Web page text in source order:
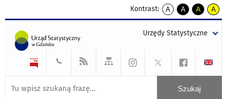
Kontrast:
A
kontrast
A
kontrast
tekst
czarnym
A
kontrast
tekst
czarnym
A
tekst
żółtym
Urzędy Statystyczne